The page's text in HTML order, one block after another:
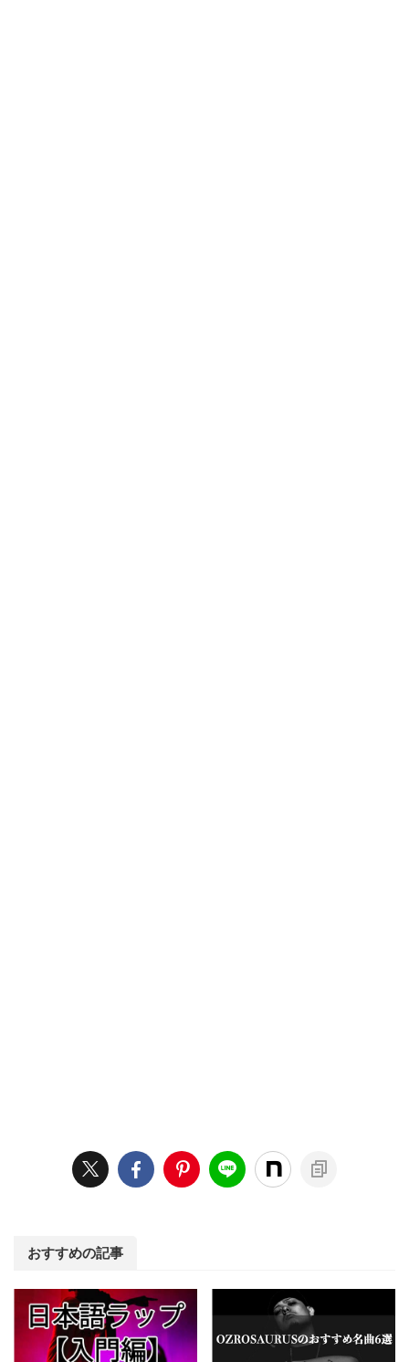
おすすめの記事